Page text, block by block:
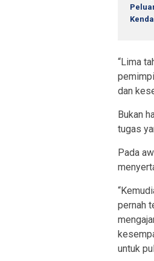
“Lima
dan
Bukan
tugas
Pada
pernah
untuk